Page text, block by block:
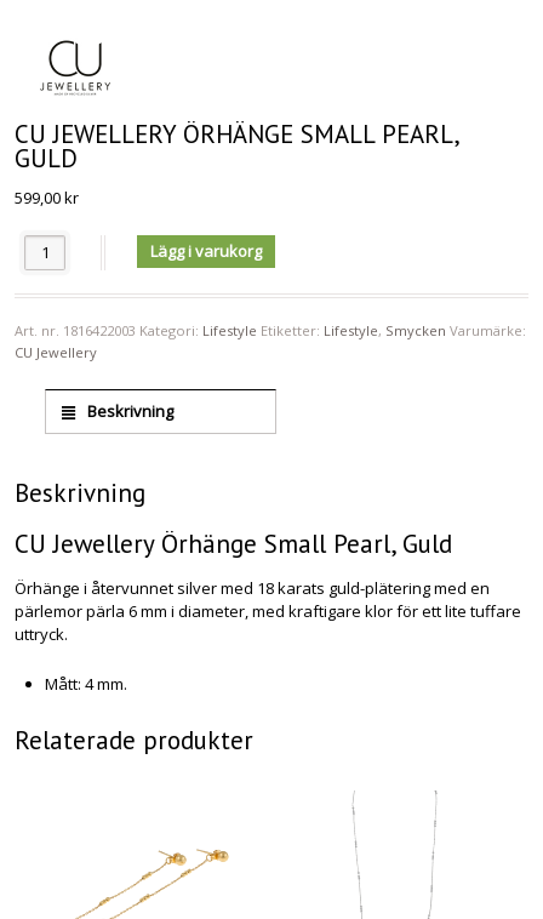
CU JEWELLERY ÖRHÄNGE SMALL PEARL,
GULD
599,00kr
Antal Lägg i varukorg
Art. nr. 1816422003 Kategori: Lifestyle Etiketter: Lifestyle, Smycken Varumärke:
CU Jewellery
Beskrivning
Beskrivning
CU Jewellery Örhänge Small Pearl, Guld
Örhänge i återvunnet silver med 18 karats guld-plätering med en
pärlemor pärla 6 mm i diameter, med kraftigare klor för ett lite tuffare
uttryck.
Mått: 4 mm.
Relaterade produkter